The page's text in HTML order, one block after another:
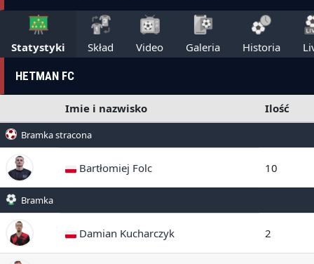
Statystyki Skład Video Galeria Historia
HETMAN FC
Imie i nazwisko Ilość
Bramka stracona
Bartłomiej Folc 10
Bramka
Damian Kucharczyk 2